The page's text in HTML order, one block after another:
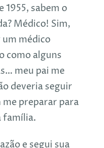
1955, sabem o
Médico! Sim,
um médico
como alguns
meu pai me
deveria seguir
me preparar para
família.
e segui sua